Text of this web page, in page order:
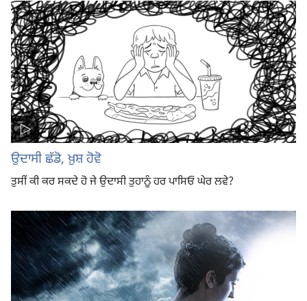
ਉਦਾਸੀ ਛੱਡੋ, ਖ਼ੁਸ਼ ਹੋਵੋ
ਤੁਸੀਂ ਕੀ ਕਰ ਸਕਦੇ ਹੋ ਜੇ ਉਦਾਸੀ ਤੁਹਾਨੂੰ ਹਰ ਪਾਸਿਓਂ ਘੇਰ ਲਵੇ?